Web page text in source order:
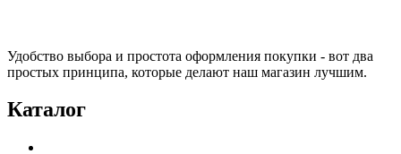
Удобство выбора и простота оформления покупки - вот два
простых принципа, которые делают наш магазин лучшим.
Каталог